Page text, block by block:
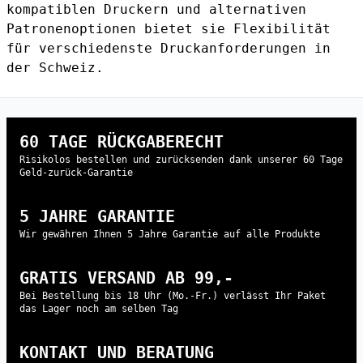
kompatiblen Druckern und alternativen
Patronenoptionen bietet sie Flexibilität
für verschiedenste Druckanforderungen in
der Schweiz.
60 TAGE RÜCKGABERECHT
Risikolos bestellen und zurücksenden dank unserer 60 Tage
Geld-zurück-Garantie
5 JAHRE GARANTIE
Wir gewähren Ihnen 5 Jahre Garantie auf alle Produkte
GRATIS VERSAND AB 99,-
Bei Bestellung bis 18 Uhr (Mo.-Fr.) verlässt Ihr Paket
das Lager noch am selben Tag
KONTAKT UND BERATUNG